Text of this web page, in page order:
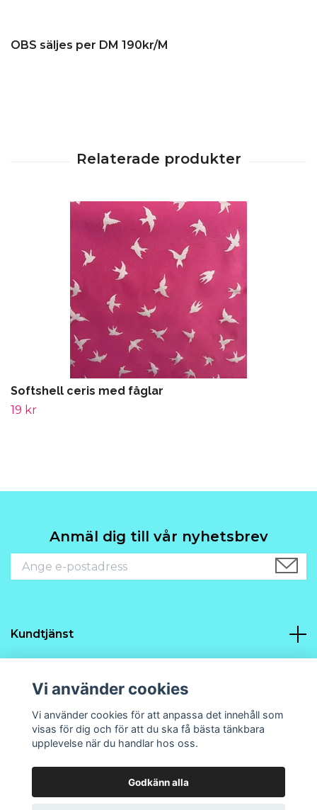
OBS säljes per DM 190kr/M
Softshell ceris med fåglar
19 kr
Anmäl dig till vår nyhetsbrev
Kundtjänst
Sociala medier
Vi använder cookies
Vi använder cookies för att anpassa det innehåll som
visas för dig och för att du ska få bästa tänkbara
upplevelse när du handlar hos oss.
Godkänn alla